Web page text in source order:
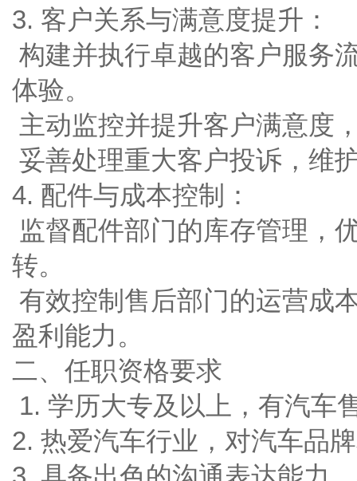
3. 客户关系与满意度提升：
构建并执行卓越的客户服务
体验。
主动监控并提升客户满意度
妥善处理重大客户投诉，维
4. 配件与成本控制：
监督配件部门的库存管理，
转。
有效控制售后部门的运营成
盈利能力。
二、任职资格要求
1. 学历大专及以上，有汽车
2. 热爱汽车行业，对汽车品